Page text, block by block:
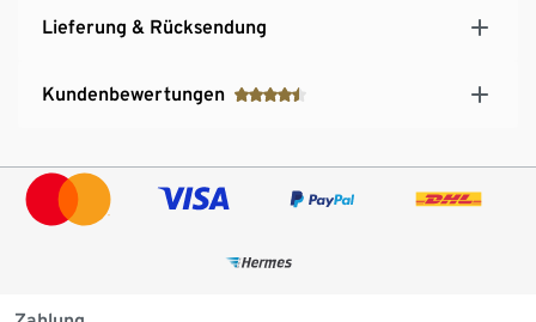
Lieferung & Rücksendung
Kundenbewertungen